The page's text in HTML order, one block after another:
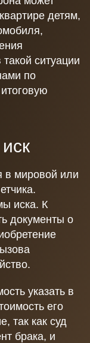
детям,
ситуации
по
в мировой или
иска. К
документы о
указать в
его
так как суд
брака, и